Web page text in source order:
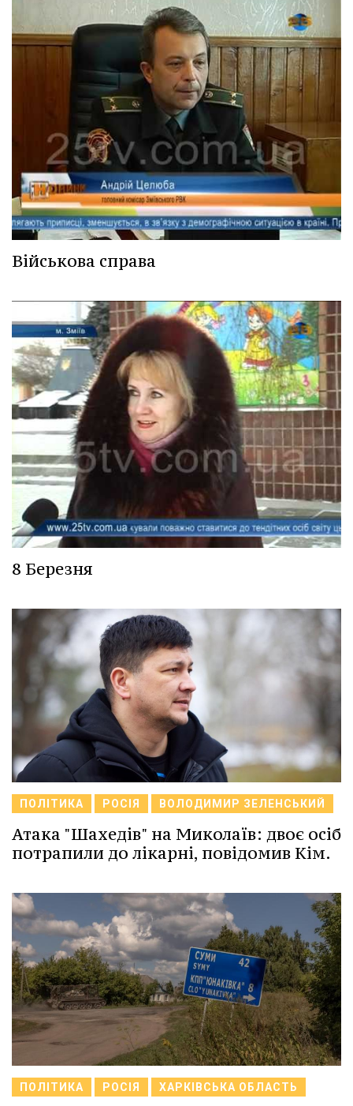
Військова справа
8 Березня
ПОЛІТИКА РОСІЯ ВОЛОДИМИР ЗЕЛЕНСЬКИЙ
Атака "Шахедів" на Миколаїв: двоє осіб
потрапили до лікарні, повідомив Кім.
ПОЛІТИКА РОСІЯ ХАРКІВСЬКА ОБЛАСТЬ